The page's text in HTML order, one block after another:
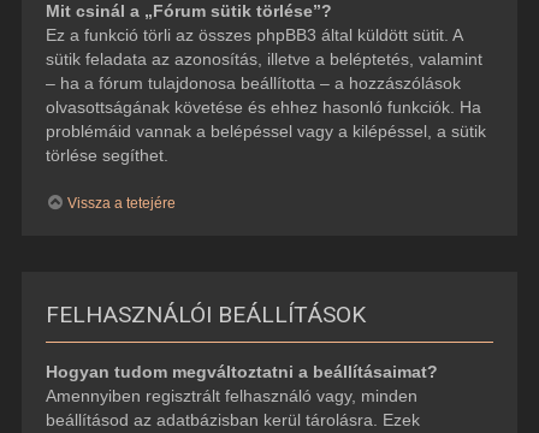
Mit csinál a „Fórum sütik törlése”?
Ez a funkció törli az összes phpBB3 által küldött sütit. A
sütik feladata az azonosítás, illetve a beléptetés, valamint
– ha a fórum tulajdonosa beállította – a hozzászólások
olvasottságának követése és ehhez hasonló funkciók. Ha
problémáid vannak a belépéssel vagy a kilépéssel, a sütik
törlése segíthet.
Vissza a tetejére
FELHASZNÁLÓI BEÁLLÍTÁSOK
Hogyan tudom megváltoztatni a beállításaimat?
Amennyiben regisztrált felhasználó vagy, minden
beállításod az adatbázisban kerül tárolásra. Ezek